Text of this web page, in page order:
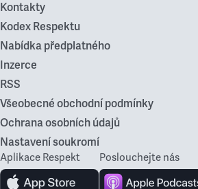
Kontakty
Kodex Respektu
Nabídka předplatného
Inzerce
RSS
Všeobecné obchodní podmínky
Ochrana osobních údajů
Nastavení soukromí
Aplikace Respekt Poslouchejte nás